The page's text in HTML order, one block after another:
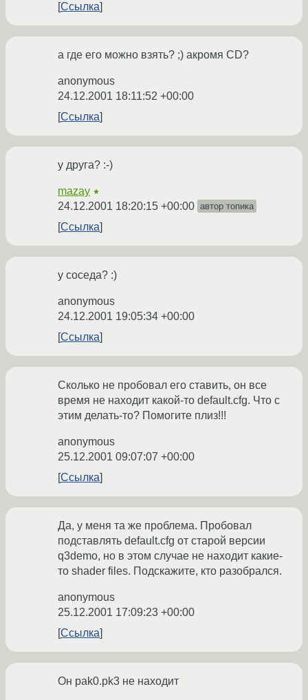
Ссылка
а где его можно взять? ;) акромя CD?
anonymous
24.12.2001 18:11:52 +00:00
Ссылка
у друга? :-)
mazay ★
24.12.2001 18:20:15 +00:00 автор топика
Ссылка
у соседа? :)
anonymous
24.12.2001 19:05:34 +00:00
Ссылка
Сколько не пробовал его ставить, он все
время не находит какой-то default.cfg. Что с
этим делать-то? Помогите плиз!!!
anonymous
25.12.2001 09:07:07 +00:00
Ссылка
Да, у меня та же проблема. Пробовал
подставлять default.cfg от старой версии
q3demo, но в этом случае не находит какие-
то shader files. Подскажите, кто разобрался.
anonymous
25.12.2001 17:09:23 +00:00
Ссылка
Он pak0.pk3 не находит